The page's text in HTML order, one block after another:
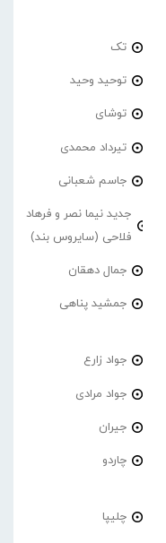
تک
توحید وحید
توشای
تیرداد محمدی
جاسم شعبانی
جدید نیما نصر و فرهاد
فلاحی (سایروس بند)
جمال دهقان
جمشید پناهی
جواد زارع
جواد مرادی
جیران
چاردو
چلیپا